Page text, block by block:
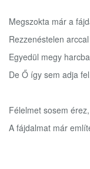
Megszokta már a
Rezzenéstelen
Egyedül megy
De Ő így sem adja
Félelmet sosem
A fájdalmat már